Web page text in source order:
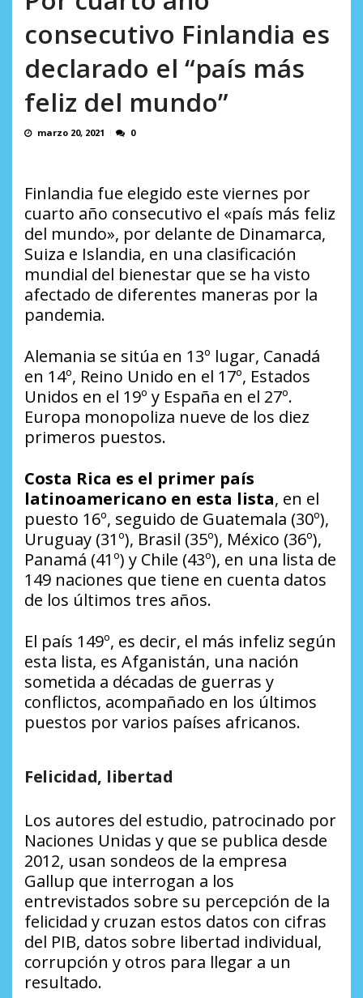
consecutivo Finlandia es
declarado el “país más
feliz del mundo”
marzo 20, 2021 0
Finlandia fue elegido este viernes por
cuarto año consecutivo el «país más feliz
del mundo», por delante de Dinamarca,
Suiza e Islandia, en una clasificación
mundial del bienestar que se ha visto
afectado de diferentes maneras por la
pandemia.
Alemania se sitúa en 13º lugar, Canadá
en 14º, Reino Unido en el 17º, Estados
Unidos en el 19º y España en el 27º.
Europa monopoliza nueve de los diez
primeros puestos.
Costa Rica es el primer país
latinoamericano en esta lista, en el
puesto 16º, seguido de Guatemala (30º),
Uruguay (31º), Brasil (35º), México (36º),
Panamá (41º) y Chile (43º), en una lista de
149 naciones que tiene en cuenta datos
de los últimos tres años.
El país 149º, es decir, el más infeliz según
esta lista, es Afganistán, una nación
sometida a décadas de guerras y
conflictos, acompañado en los últimos
puestos por varios países africanos.
Felicidad, libertad
Los autores del estudio, patrocinado por
Naciones Unidas y que se publica desde
2012, usan sondeos de la empresa
Gallup que interrogan a los
entrevistados sobre su percepción de la
felicidad y cruzan estos datos con cifras
del PIB, datos sobre libertad individual,
corrupción y otros para llegar a un
resultado.